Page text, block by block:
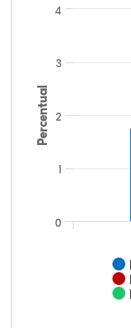
Percentual
0
1
2
3
4